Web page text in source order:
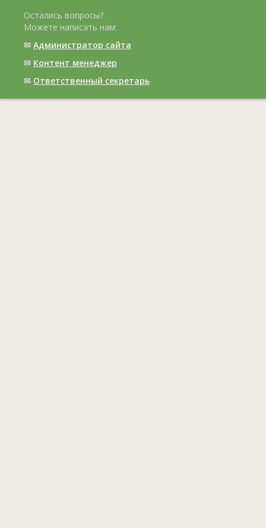
Остались вопросы?
Можете написать нам:
✉ Администратор сайта
✉ Контент менеджер
✉ Ответственный cекретарь